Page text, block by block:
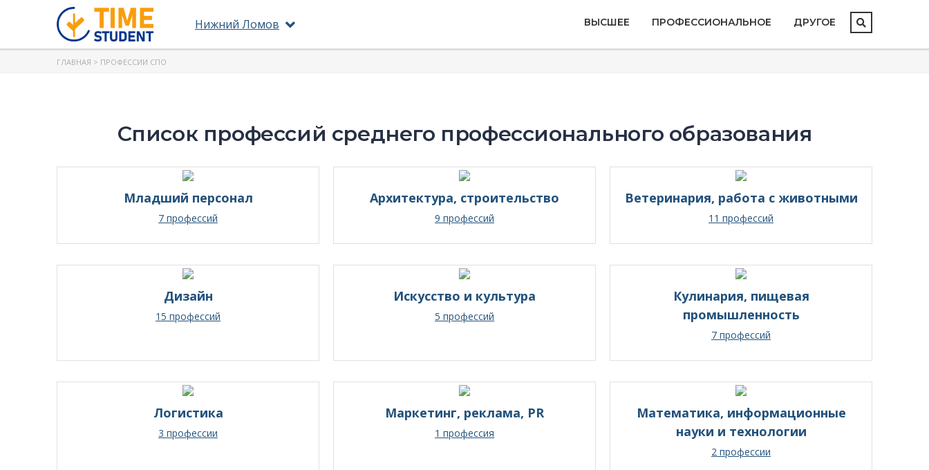
Нижний Ломов ВЫСШЕЕ ПРОФЕССИОНАЛЬНОЕ ДРУГОЕ
ГЛАВНАЯ > ПРОФЕССИИ СПО
Список профессий среднего профессионального образования
Младший персонал
7 профессий
Архитектура, строительство
9 профессий
Ветеринария, работа с животными
11 профессий
Дизайн
15 профессий
Искусство и культура
5 профессий
Кулинария, пищевая
промышленность
7 профессий
Логистика
3 профессии
Маркетинг, реклама, PR
1 профессия
Математика, информационные
науки и технологии
2 профессии